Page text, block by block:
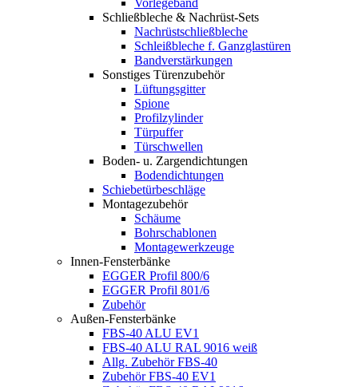
Vorlegeband
Schließbleche & Nachrüst-Sets
Nachrüstschließbleche
Schleißbleche f. Ganzglastüren
Bandverstärkungen
Sonstiges Türenzubehör
Lüftungsgitter
Spione
Profilzylinder
Türpuffer
Türschwellen
Boden- u. Zargendichtungen
Bodendichtungen
Schiebetürbeschläge
Montagezubehör
Schäume
Bohrschablonen
Montagewerkzeuge
Innen-Fensterbänke
EGGER Profil 800/6
EGGER Profil 801/6
Zubehör
Außen-Fensterbänke
FBS-40 ALU EV1
FBS-40 ALU RAL 9016 weiß
Allg. Zubehör FBS-40
Zubehör FBS-40 EV1